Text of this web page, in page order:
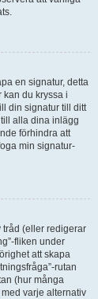
en signatur, detta
du kryssa i
din signatur till ditt
alla dina inlägg
förhindra att
min signatur-
tråd (eller redigerar
fliken under
att skapa
rutan
(hur många
varje alternativ